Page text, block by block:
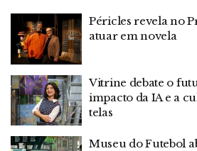
Péricles revela no
atuar em novela
Vitrine debate o
impacto da IA e a
telas
Museu do Futebol